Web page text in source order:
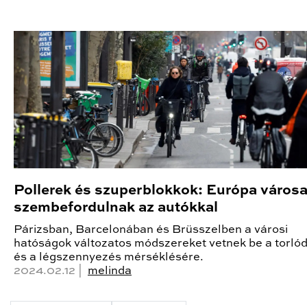
Pollerek és szuperblokkok: Európa
szembefordulnak az autókkal
Párizsban, Barcelonában és Brüsszelben a városi
hatóságok változatos módszereket vetnek be a
és a légszennyezés mérséklésére.
2024.02.12 | melinda